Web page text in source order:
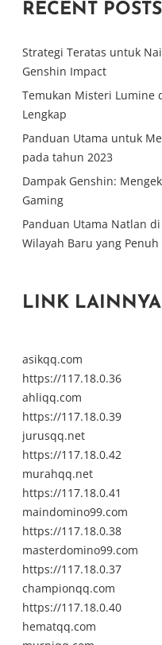
RECENT POSTS
Strategi Teratas untuk
Genshin Impact
Temukan Misteri Lumine
Lengkap
Panduan Utama untuk
pada tahun 2023
Dampak Genshin:
Gaming
Panduan Utama Natlan
Wilayah Baru yang
LINK LAINNYA
asikqq.com
https://117.18.0.36
ahliqq.com
https://117.18.0.39
jurusqq.net
https://117.18.0.42
murahqq.net
https://117.18.0.41
maindomino99.com
https://117.18.0.38
masterdomino99.com
https://117.18.0.37
championqq.com
https://117.18.0.40
hematqq.com